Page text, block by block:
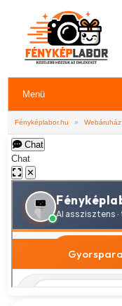
Menü
Fényképlabor.hu » Webáruház
Chat
Chat
✕